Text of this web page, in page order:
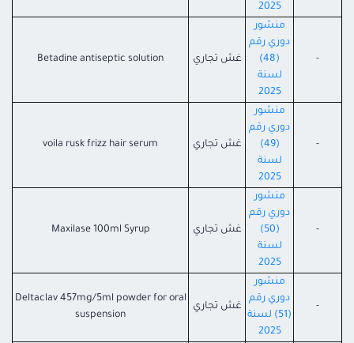
2025
-
منشور
دوري رقم
(48)
لسنة
2025
غش تجاري Betadine antiseptic solution
-
منشور
دوري رقم
(49)
لسنة
2025
غش تجاري voila rusk frizz hair serum
-
منشور
دوري رقم
(50)
لسنة
2025
غش تجاري Maxilase 100ml Syrup
-
منشور
دوري رقم
(51) لسنة
2025
غش تجاري
Deltaclav 457mg/5ml powder for oral
suspension